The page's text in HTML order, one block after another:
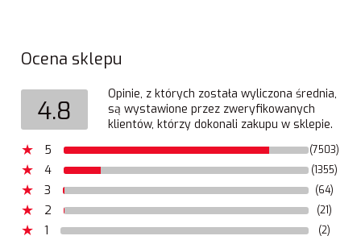
Ocena sklepu
4.8
Opinie, z których została wyliczona średnia,
są wystawione przez zweryfikowanych
klientów, którzy dokonali zakupu w sklepie.
5
(7503)
4 (1355)
3 (64)
2 (21)
1 (2)